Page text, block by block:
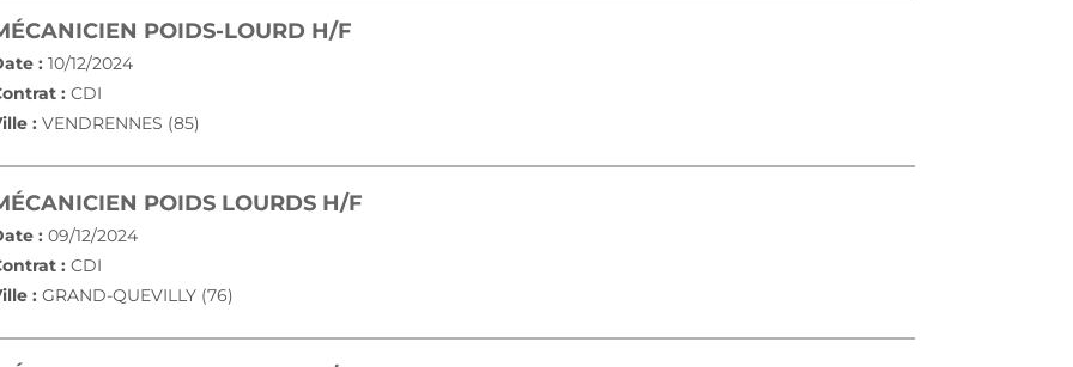
POIDS-LOURD H/F(NOUVELLE FENÊTRE)
: 10/12/2024
: CDI
: VENDRENNES (85)
POIDS LOURDS H/F(NOUVELLE FENÊTRE)
: 09/12/2024
: CDI
: GRAND-QUEVILLY (76)